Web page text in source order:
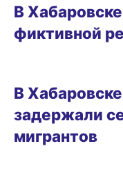
В
фиктивной
В
задержали
мигрантов